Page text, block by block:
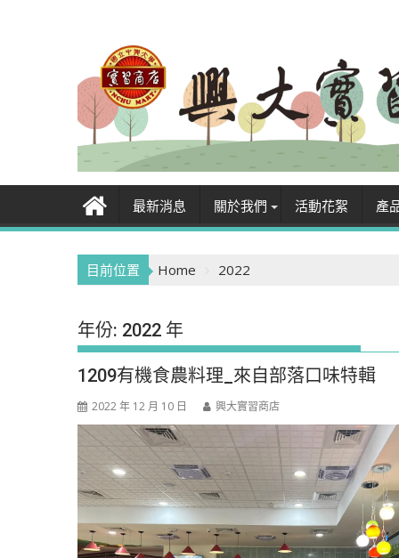
最新消息 關於我們 活動花絮 產
目前位置 Home 2022
年份: 2022 年
1209有機食農料理_來自部落口味特輯
2022 年 12 月 10 日 興大實習商店